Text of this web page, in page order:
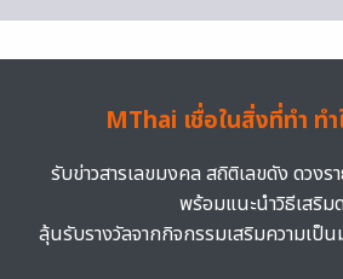
MThai เชื่อในสิ่งที่ทำ ท
รับข่าวสารเลขมงคล สถิติเลขดัง ดวงร
พร้อมแนะนำวิธีเสริม
ลุ้นรับรางวัลจากกิจกรรมเสริมความเป็